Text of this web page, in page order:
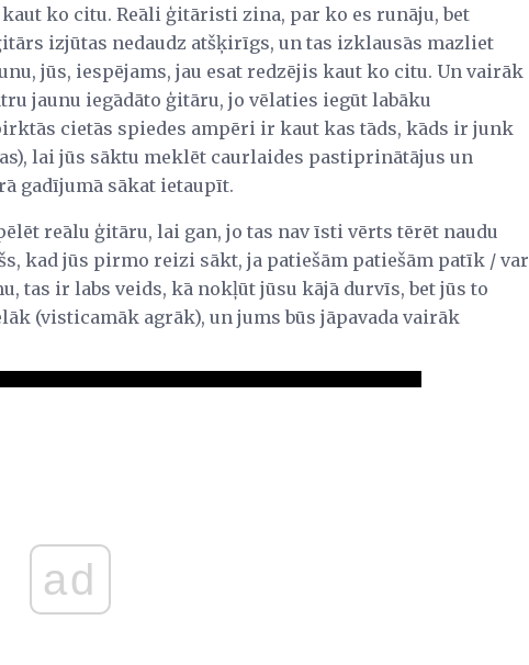
ko citu. Reāli ģitāristi zina, par ko es runāju, bet
izjūtas nedaudz atšķirīgs, un tas izklausās mazliet
jūs, iespējams, jau esat redzējis kaut ko citu. Un vairāk
jaunu iegādāto ģitāru, jo vēlaties iegūt labāku
cietās spiedes ampēri ir kaut kas tāds, kāds ir junk
lai jūs sāktu meklēt caurlaides pastiprinātājus un
gadījumā sākat ietaupīt.
reālu ģitāru, lai gan, jo tas nav īsti vērts tērēt naudu
kad jūs pirmo reizi sākt, ja patiešām patiešām patīk / var
tas ir labs veids, kā nokļūt jūsu kājā durvīs, bet jūs to
(visticamāk agrāk), un jums būs jāpavada vairāk
ad